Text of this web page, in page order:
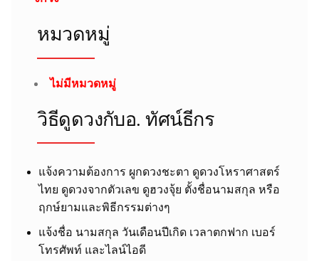
หมวดหมู่
ไม่มีหมวดหมู่
วิธีดูดวงกับอ.​ ทัศน์ธีกร
แจ้งความต้องการ ผูกดวงชะตา ดูดวงโหราศาสตร์
ไทย ดูดวงจากตัวเลข ดูฮวงจุ้ย ตั้งชื่อนามสกุล หรือ
ฤกษ์ยามและพิธีกรรมต่างๆ
แจ้งชื่อ นามสกุล วันเดือนปีเกิด เวลาตกฟาก เบอร์
โทรศัพท์ และไลน์ไอดี